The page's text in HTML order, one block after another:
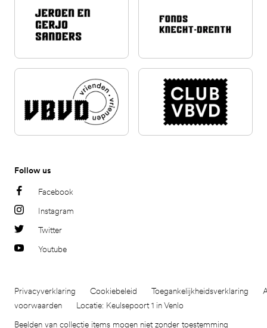
Follow us
Facebook
Instagram
Twitter
Youtube
Privacyverklaring Cookiebeleid Toegankelijkheidsverklaring
voorwaarden
Locatie: Keulsepoort 1 in Venlo
Beelden van collectie items mogen niet zonder toestemming